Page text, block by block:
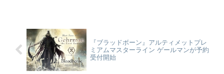
「浦飯幽助」と戦った「戸愚呂
弟」が100％の姿で登...
『ブラッドボーン』アルティメットプレ
ミアムマスターライン ゲールマンが予約
受付開始